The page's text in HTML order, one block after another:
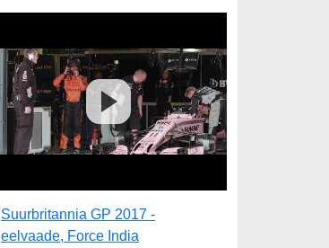
Suurbritannia GP 2017 -
eelvaade, Force India